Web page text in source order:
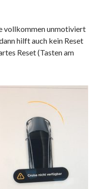
vollkommen unmotiviert
hilft auch kein Reset
Reset (Tasten am